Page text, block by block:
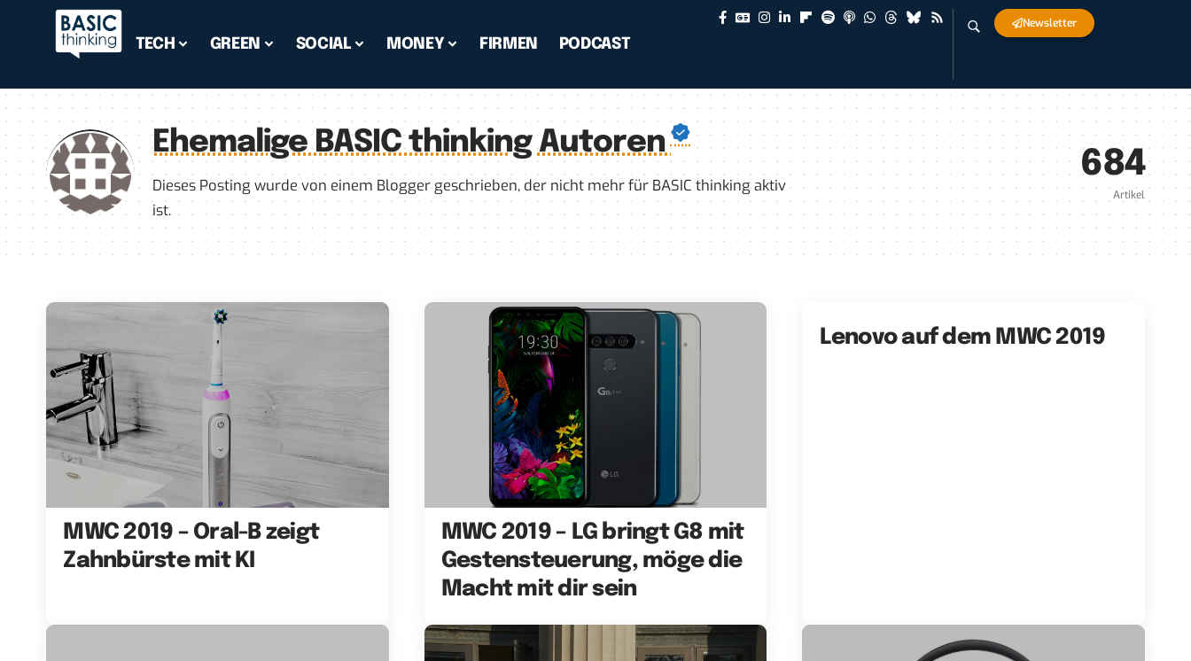
TECH GREEN SOCIAL MONEY FIRMEN PODCAST
Newsletter
Ehemalige BASIC thinking Autoren
Dieses Posting wurde von einem Blogger geschrieben, der nicht mehr für BASIC thinking aktiv
ist.
684
Artikel
MWC 2019 – Oral-B zeigt
Zahnbürste mit KI
MWC 2019 – LG bringt G8 mit
Gestensteuerung, möge die
Macht mit dir sein
Lenovo auf dem MWC 2019